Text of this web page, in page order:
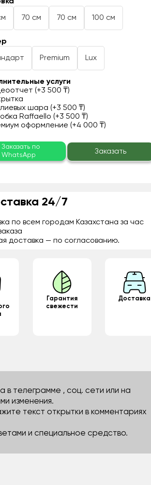
70 см 70 см 100 см
Premium Lux
услуги
(+3 500 ₸)
шара (+3 500 ₸)
Raffaello (+3 500 ₸)
оформление (+4 000 ₸)
Заказать по
WhatsApp
Заказать
24/7
по всем городам Казахстана за час
доставка — по согласованию.
Гарантия
свежести
Доставка
в телеграмме , соц. сети или на
изменения.
текст открытки в комментариях
и специальное средство.